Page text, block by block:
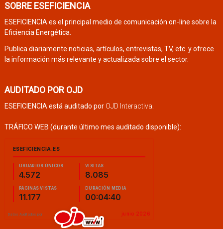
SOBRE ESEFICIENCIA
ESEFICIENCIA es el principal medio de comunicación on-line sobre la
Eficiencia Energética.
Publica diariamente noticias, artículos, entrevistas, TV, etc. y ofrece
la información más relevante y actualizada sobre el sector.
AUDITADO POR OJD
ESEFICIENCIA está auditado por OJD Interactiva.
TRÁFICO WEB (durante último mes auditado disponible):